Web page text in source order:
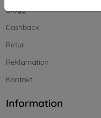
Blogg
Cashback
Retur
Reklamation
Kontakt
Information